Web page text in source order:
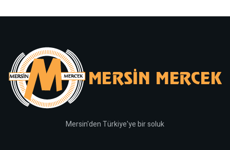
Mersin'den Türkiye'ye bir soluk